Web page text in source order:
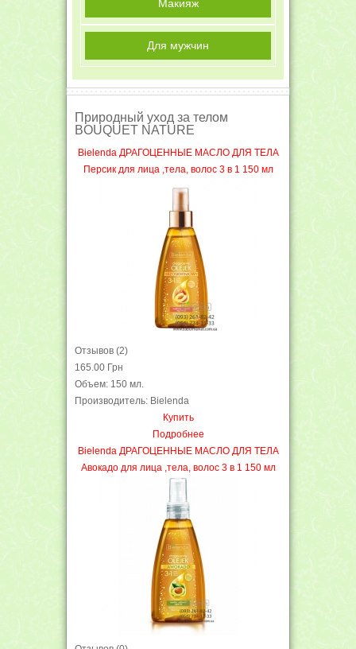
Макияж
Для мужчин
Природный уход за телом
BOUQUET NATURE
Bielenda ДРАГОЦЕННЫЕ МАСЛО ДЛЯ ТЕЛА
Персик для лица ,тела, волос 3 в 1 150 мл
Отзывов (2)
165.00 Грн
Объем: 150 мл.
Производитель: Bielenda
Купить
Подробнее
Bielenda ДРАГОЦЕННЫЕ МАСЛО ДЛЯ ТЕЛА
Авокадо для лица ,тела, волос 3 в 1 150 мл